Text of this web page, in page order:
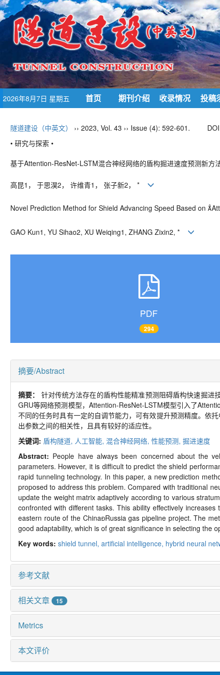
2026年8月7日 星期五 首页 期刊介绍 收录情况 投稿
隧道建设（中英文） ›› 2023, Vol. 43 ›› Issue (4): 592-601.
• 研究与探索 •
基于Attention-ResNet-LSTM混合神经网络的盾构掘进速度预测新方
高昆1 ， 于思淏2， 许维青1 ， 张子新2， *
Novel Prediction Method for Shield Advancing Speed Based on 
GAO Kun1, YU Sihao2, XU Weiqing1, ZHANG Zixin2, *
PDF
294
摘要/Abstract
摘要： 针对传统方法存在的盾构性能精准预测阻碍盾构快速掘进
GRU等网络预测模型， Attention-ResNet-LSTM模型引入了
不同的任务时具有一定的自调节能力，可有效提升预测精度。依
出参数之间的相关性，且具有较好的适应性。
关键词: 盾构隧道, 人工智能, 混合神经网络, 性能预测, 掘进速度
Abstract: People have always been concerned about the
parameters. However, it is difficult to predict the shield
rapid tunneling technology. In this paper, a new prediction
proposed to address this problem. Compared with traditional
update the weight matrix adaptively according to various
confronted with different tasks. This ability effectively
eastern route of the ChinaRussia gas pipeline project. The
good adaptability, which is of great significance in selecting the
Key words: shield tunnel, artificial intelligence, hybrid neural
参考文献
相关文章 15
Metrics
本文评价